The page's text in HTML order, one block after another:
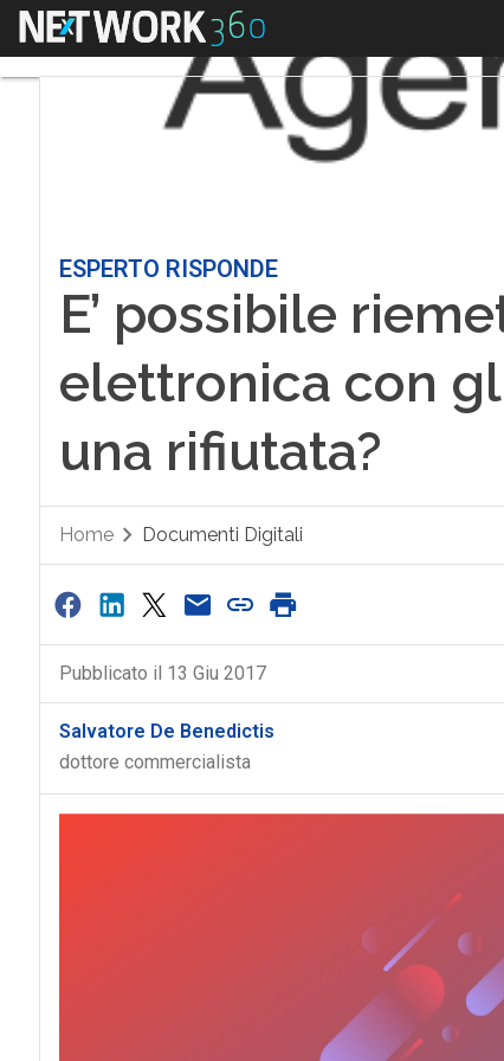
Menu
ESPERTO RISPONDE
E’ possibile
elettronica con
una rifiutata?
Home Documenti Digitali
Pubblicato il 13 Giu 2017
Salvatore De Benedictis
dottore commercialista